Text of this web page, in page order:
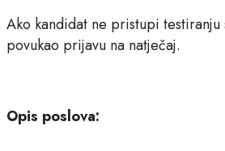
Ako kandidat ne pristupi testiranju
povukao prijavu na natječaj.
Opis poslova: